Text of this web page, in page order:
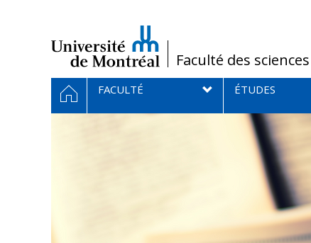
/Faculté des
Navigation
principale
ACCUEIL
FACULTÉ ÉTUDES